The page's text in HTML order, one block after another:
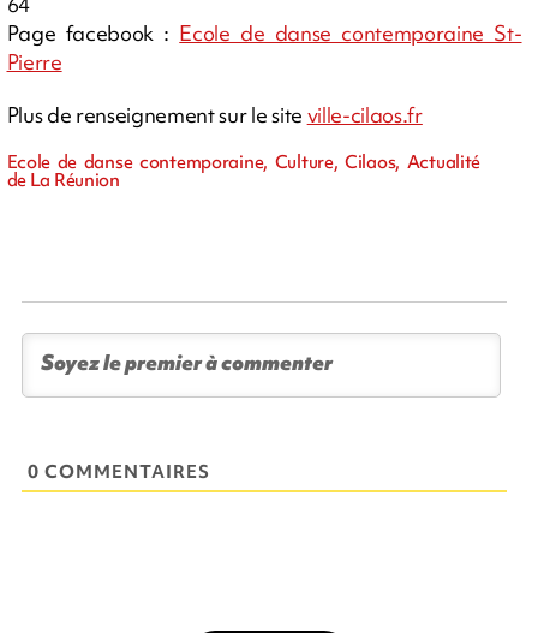
Page facebook : Ecole de danse contemporaine St-
Pierre
Plus de renseignement sur le site ville-cilaos.fr
Ecole de danse contemporaine, Culture, Cilaos, Actualité
de La Réunion
0 COMMENTAIRES